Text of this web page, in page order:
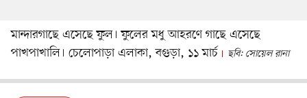
মান্দারগাছে এসেছে ফুল। ফুলের মধু আহরণে গাছে এসেছে
পাখপাখালি। চেলোপাড়া এলাকা, বগুড়া, ১১ মার্চ
ছবি: সোয়েল রানা